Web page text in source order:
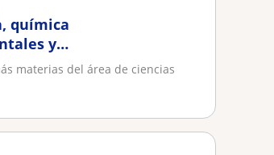
química
y
materias del área de ciencias